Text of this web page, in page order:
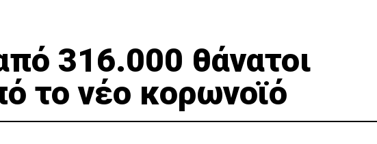
316.000 θάνατοι
το νέο κορωνοϊό